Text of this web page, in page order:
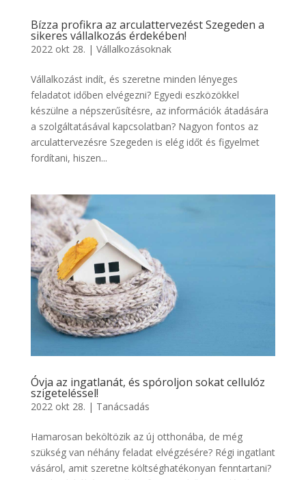
Bízza profikra az arculattervezést Szegeden a
sikeres vállalkozás érdekében!
2022 okt 28. | Vállalkozásoknak
Vállalkozást indít, és szeretne minden lényeges
feladatot időben elvégezni? Egyedi eszközökkel
készülne a népszerűsítésre, az információk átadására
a szolgáltatásával kapcsolatban? Nagyon fontos az
arculattervezésre Szegeden is elég időt és figyelmet
fordítani, hiszen...
Óvja az ingatlanát, és spóroljon sokat cellulóz
szigeteléssel!
2022 okt 28. | Tanácsadás
Hamarosan beköltözik az új otthonába, de még
szükség van néhány feladat elvégzésére? Régi ingatlant
vásárol, amit szeretne költséghatékonyan fenntartani?